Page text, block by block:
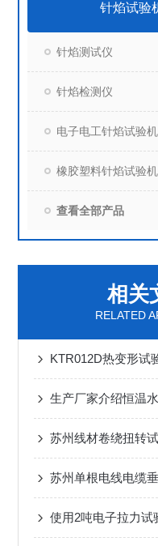
针焰试验
针焰测试仪
针焰检测仪
电子电工针焰试验机
橡胶塑料针焰试验机
查看全部产品
相关
RELATED